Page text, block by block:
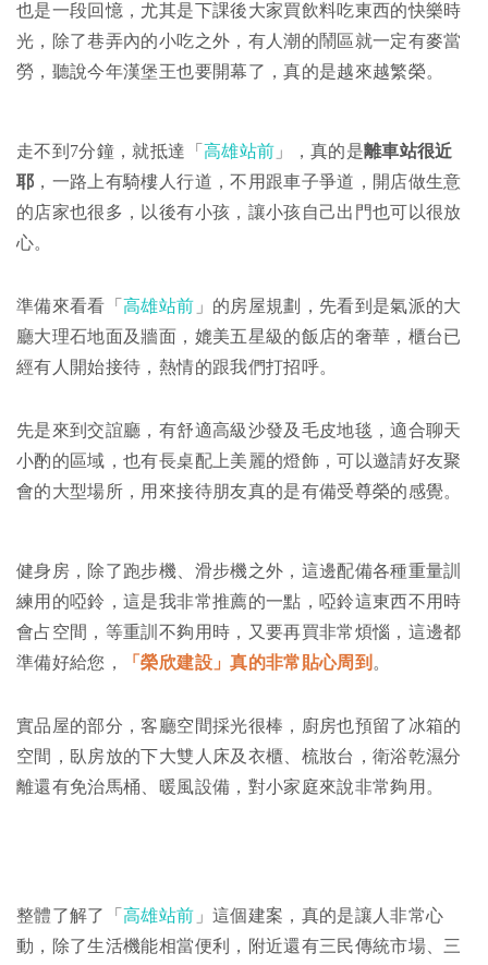
也是一段回憶，尤其是下課後大家買飲料吃東西的快樂時
光，除了巷弄內的小吃之外，有人潮的鬧區就一定有麥當
勞，聽說今年漢堡王也要開幕了，真的是越來越繁榮。
走不到7分鐘，就抵達「 高雄站前 」，真的是離車站很近
耶 ，一路上有騎樓人行道，不用跟車子爭道，開店做生意
的店家也很多，以後有小孩，讓小孩自己出門也可以很放
心。
準備來看看「高雄站前 」的房屋規劃，先看到是氣派的大
廳大理石地面及牆面，媲美五星級的飯店的奢華，櫃台已
經有人開始接待，熱情的跟我們打招呼。
先是來到交誼廳，有舒適高級沙發及毛皮地毯，適合聊天
小酌的區域，也有長桌配上美麗的燈飾，可以邀請好友聚
會的大型場所，用來接待朋友真的是有備受尊榮的感覺。
健身房，除了跑步機、滑步機之外，這邊配備各種重量訓
練用的啞鈴，這是我非常推薦的一點，啞鈴這東西不用時
會占空間，等重訓不夠用時，又要再買非常煩惱，這邊都
準備好給您，
「榮欣建設」真的非常貼心周到 。
實品屋的部分，客廳空間採光很棒，廚房也預留了冰箱的
空間，臥房放的下大雙人床及衣櫃、梳妝台，衛浴乾濕分
離還有免治馬桶、暖風設備，對小家庭來說非常夠用。
整體了解了「高雄站前 」這個建案，真的是讓人非常心
動，除了生活機能相當便利，附近還有三民傳統市場、三